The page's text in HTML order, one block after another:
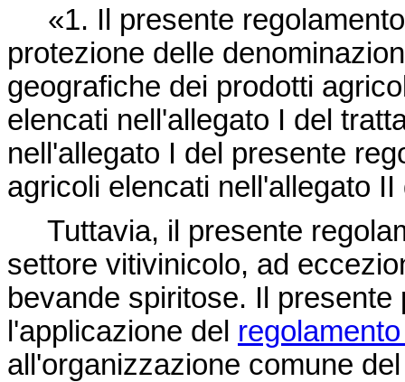
«1. Il presente
protezione delle
geografiche dei prodotti
elencati nell'allegato I del
nell'allegato I del presente
agricoli elencati nell'allegato
Tuttavia, il presente
settore vitivinicolo, ad
bevande spiritose. Il
l'applicazione del
all'organizzazione comune